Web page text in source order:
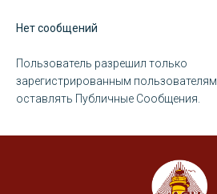
Нет сообщений
Пользователь разрешил только
зарегистрированным пользователям
оставлять Публичные Сообщения.